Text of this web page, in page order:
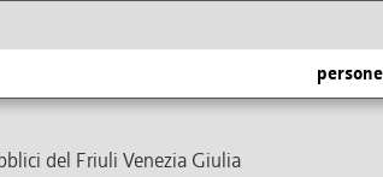
del Friuli Venezia Giulia